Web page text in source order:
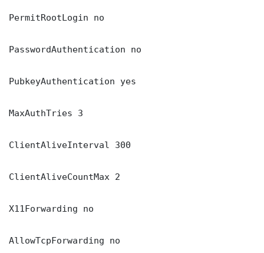
PermitRootLogin no
PasswordAuthentication no
PubkeyAuthentication yes
MaxAuthTries 3
ClientAliveInterval 300
ClientAliveCountMax 2
X11Forwarding no
AllowTcpForwarding no